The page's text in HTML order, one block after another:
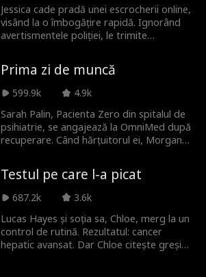
noapte. Veronica este chiar steaua lor
norocoasă!
Jessica cade pradă unei escrocherii online,
visând la o îmbogățire rapidă. Ignorând
avertismentele poliției, le trimite
divorțează, își vinde casa și chiar își bate
joc de experții antifraudă. Când escrocii
se fac nevăzuți, Jessica realizează că
lăcomia i-a distrus familia.
Prima zi de muncă
599.9k
4.9k
Sarah Palin, Pacienta Zero din spitalul de
psihiatrie, se angajează la OmniMed după
recuperare. Când hărțuitorul ei, Morgan
ripostează. Dar este trimisă înapoi la
psihiatrie...
Testul pe care l-a picat
687.2k
3.6k
Lucas Hayes și soția sa, Chloe, merg la un
control de rutină. Rezultatul: cancer
hepatic avansat. Dar Chloe citește greșit